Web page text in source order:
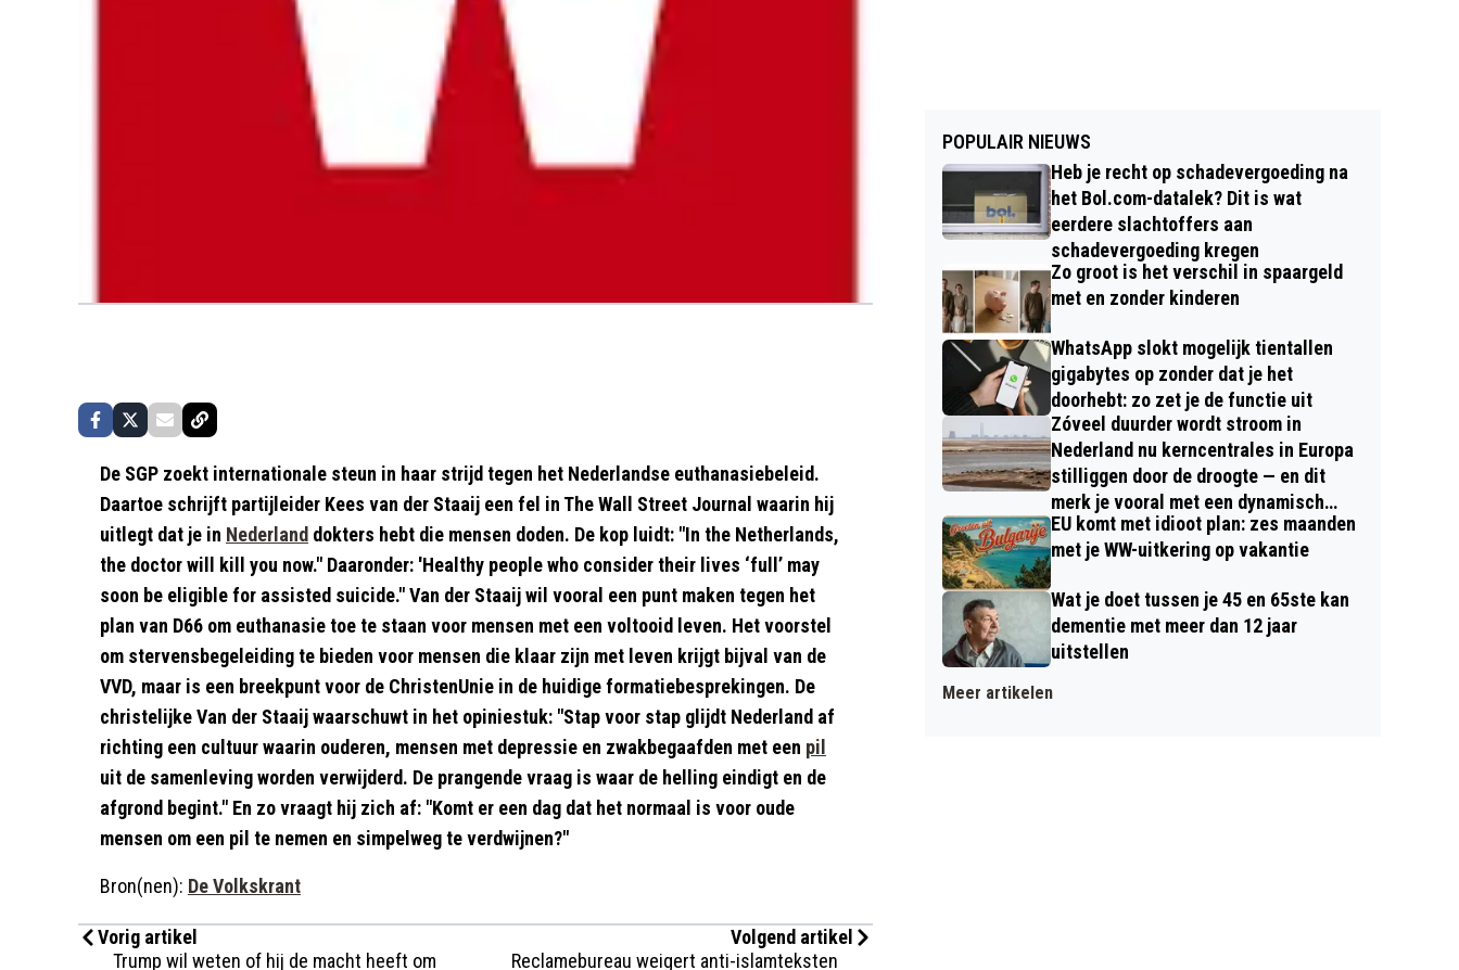
De SGP zoekt internationale steun in haar strijd tegen het Nederlandse euthanasiebeleid.
Daartoe schrijft partijleider Kees van der Staaij een fel in The Wall Street Journal waarin hij
uitlegt dat je in Nederland dokters hebt die mensen doden. De kop luidt: "In the Netherlands,
the doctor will kill you now." Daaronder: 'Healthy people who consider their lives ‘full’ may
soon be eligible for assisted suicide." Van der Staaij wil vooral een punt maken tegen het
plan van D66 om euthanasie toe te staan voor mensen met een voltooid leven. Het voorstel
om stervensbegeleiding te bieden voor mensen die klaar zijn met leven krijgt bijval van de
VVD, maar is een breekpunt voor de ChristenUnie in de huidige formatiebesprekingen. De
christelijke Van der Staaij waarschuwt in het opiniestuk: "Stap voor stap glijdt Nederland af
richting een cultuur waarin ouderen, mensen met depressie en zwakbegaafden met een pil
uit de samenleving worden verwijderd. De prangende vraag is waar de helling eindigt en de
afgrond begint." En zo vraagt hij zich af: "Komt er een dag dat het normaal is voor oude
mensen om een pil te nemen en simpelweg te verdwijnen?"
Bron(nen): De Volkskrant
Vorig artikel
Trump wil weten of hij de macht heeft om
Volgend artikel
Reclamebureau weigert anti-islamteksten
POPULAIR NIEUWS
Heb je recht op schadevergoeding na
het Bol.com-datalek? Dit is wat
eerdere slachtoffers aan
schadevergoeding kregen
Zo groot is het verschil in spaargeld
met en zonder kinderen
WhatsApp slokt mogelijk tientallen
gigabytes op zonder dat je het
doorhebt: zo zet je de functie uit
Zóveel duurder wordt stroom in
Nederland nu kerncentrales in Europa
stilliggen door de droogte — en dit
merk je vooral met een dynamisch
contract
EU komt met idioot plan: zes maanden
met je WW-uitkering op vakantie
Wat je doet tussen je 45 en 65ste kan
dementie met meer dan 12 jaar
uitstellen
Meer artikelen